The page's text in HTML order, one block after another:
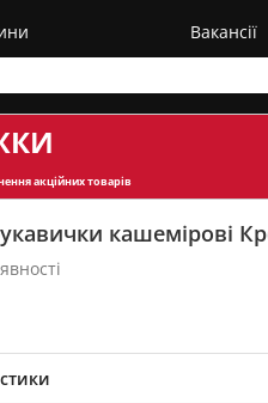
Вакансії
акційних товарів
кашемірові